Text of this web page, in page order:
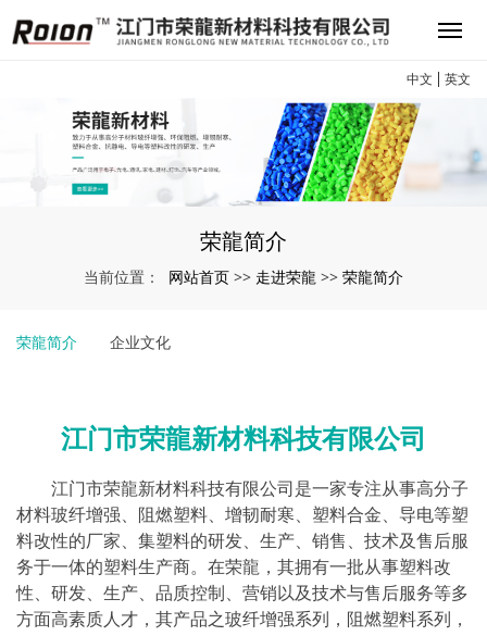
中文 英文
荣龍简介
当前位置： 网站首页 >> 走进荣龍 >> 荣龍简介
荣龍简介 企业文化
江门市荣龍新材料科技有限公司
江门市荣龍新材料科技有限公司是一家专注从事高分子
材料玻纤增强、阻燃塑料、增韧耐寒、塑料合金、导电等塑
料改性的厂家、集塑料的研发、生产、销售、技术及售后服
务于一体的塑料生产商。在荣龍，其拥有一批从事塑料改
性、研发、生产、品质控制、营销以及技术与售后服务等多
方面高素质人才，其产品之玻纤增强系列，阻燃塑料系列，